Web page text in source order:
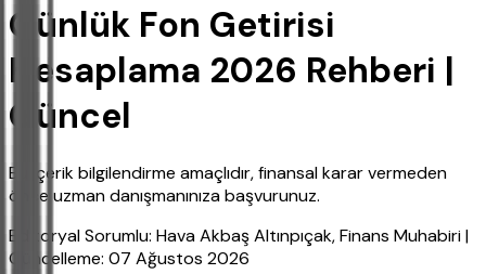
Günlük Fon Getirisi
Hesaplama 2026 Rehberi |
Güncel
Bu içerik bilgilendirme amaçlıdır, finansal karar vermeden
önce uzman danışmanınıza başvurunuz.
Editoryal Sorumlu: Hava Akbaş Altınpıçak, Finans Muhabiri |
Güncelleme: 07 Ağustos 2026